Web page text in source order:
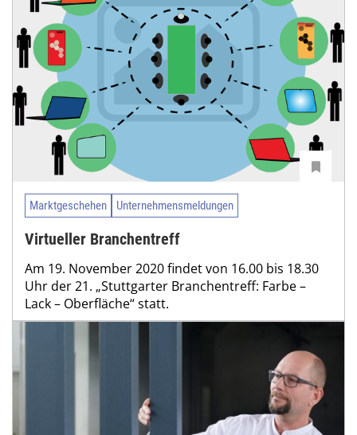
Marktgeschehen Unternehmensmeldungen
Virtueller Branchentreff
Am 19. November 2020 findet von 16.00 bis 18.30
Uhr der 21. „Stuttgarter Branchentreff: Farbe –
Lack – Oberfläche“ statt.